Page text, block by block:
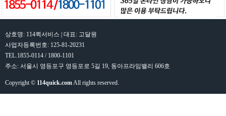
상호명: 114퀵서비스 | 대표: 고달원
사업자등록번호: 125-81-20231
TEL.1855-0114 / 1800-1101
주소: 서울시 영등포구 영등포로 5길 19, 동아프라임밸리 606호
Copyright © 114quick.comAll rights reserved.